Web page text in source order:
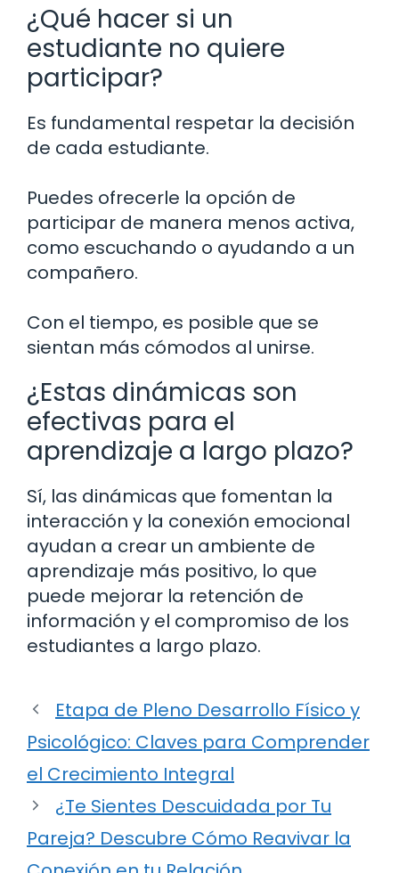
¿Qué hacer si un
estudiante no quiere
participar?
Es fundamental respetar la decisión
de cada estudiante.
Puedes ofrecerle la opción de
participar de manera menos activa,
como escuchando o ayudando a un
compañero.
Con el tiempo, es posible que se
sientan más cómodos al unirse.
¿Estas dinámicas son
efectivas para el
aprendizaje a largo plazo?
Sí, las dinámicas que fomentan la
interacción y la conexión emocional
ayudan a crear un ambiente de
aprendizaje más positivo, lo que
puede mejorar la retención de
información y el compromiso de los
estudiantes a largo plazo.
Etapa de Pleno Desarrollo Físico y
Psicológico: Claves para Comprender
el Crecimiento Integral
¿Te Sientes Descuidada por Tu
Pareja? Descubre Cómo Reavivar la